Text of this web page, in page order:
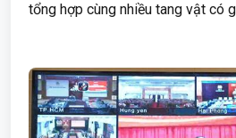
tổng hợp cùng nhiều tang vật có